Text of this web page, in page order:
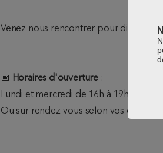
Venez nous rencontrer pour discuter
📅 Horaires d'ouverture :
Lundi et mercredi de 16h à 19h
Ou sur rendez-vous selon vos